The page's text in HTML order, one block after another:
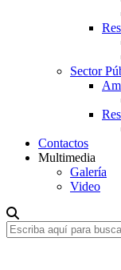
Sector
Contactos
Multimedia
Galería
Video